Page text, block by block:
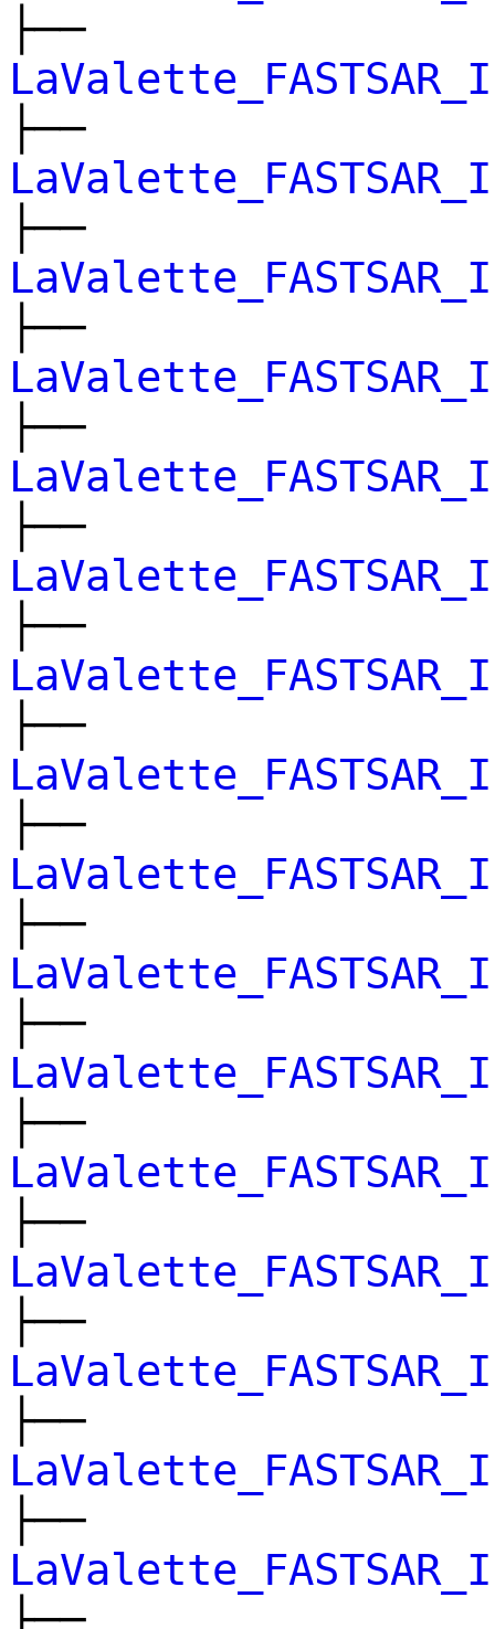
├──
├──
├──
├──
├──
├──
├──
├──
├──
├──
├──
├──
├──
├──
├──
├──